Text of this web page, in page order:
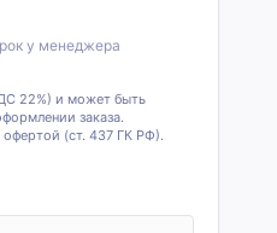
у менеджера
22%) и может быть
заказа.
офертой (ст. 437 ГК РФ).